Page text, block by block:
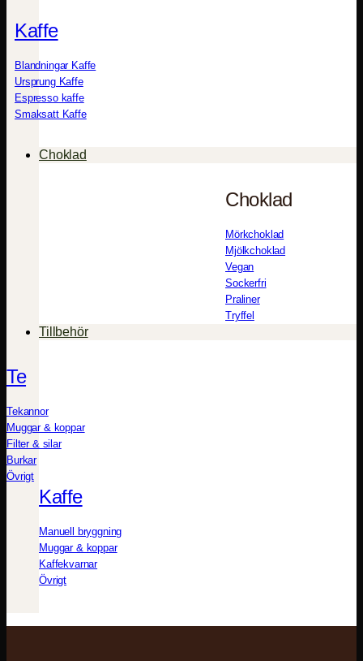
Kaffe
Blandningar Kaffe
Ursprung Kaffe
Espresso kaffe
Smaksatt Kaffe
Choklad
Choklad
Mörkchoklad
Mjölkchoklad
Vegan
Sockerfri
Praliner
Tryffel
Tillbehör
Te
Tekannor
Muggar & koppar
Filter & silar
Burkar
Övrigt
Kaffe
Manuell bryggning
Muggar & koppar
Kaffekvarnar
Övrigt